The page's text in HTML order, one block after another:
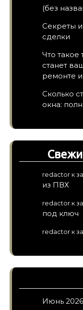
(без
Секреты
сделки
Что
станет
ремонте
Сколько
окна:
redactor к
из ПВХ
redactor к
под ключ
redactor к
Июнь 2026